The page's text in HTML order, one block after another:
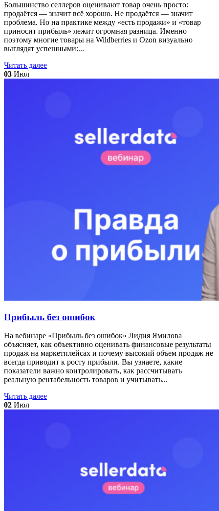
Большинство селлеров оценивают товар очень просто:
продаётся — значит всё хорошо. Не продаётся — значит
проблема. Но на практике между «есть продажи» и «товар
приносит прибыль» лежит огромная разница. Именно
поэтому многие товары на Wildberries и Ozon визуально
выглядят успешными:...
Читать далее
03 Июл
Прибыль без ошибок
На вебинаре «Прибыль без ошибок» Лидия Ямилова
объясняет, как объективно оценивать финансовые результаты
продаж на маркетплейсах и почему высокий объем продаж не
всегда приводит к росту прибыли. Вы узнаете, какие
показатели важно контролировать, как рассчитывать
реальную рентабельность товаров и учитывать...
Читать далее
02 Июл